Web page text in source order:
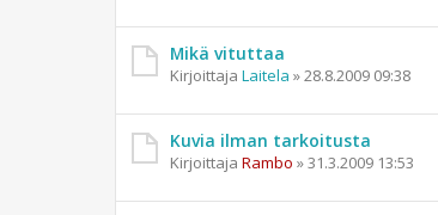
Mikä vituttaa
Kirjoittaja Laitela »28.8.2009 09:38
Kuvia ilman tarkoitusta
Kirjoittaja Rambo »31.3.2009 13:53